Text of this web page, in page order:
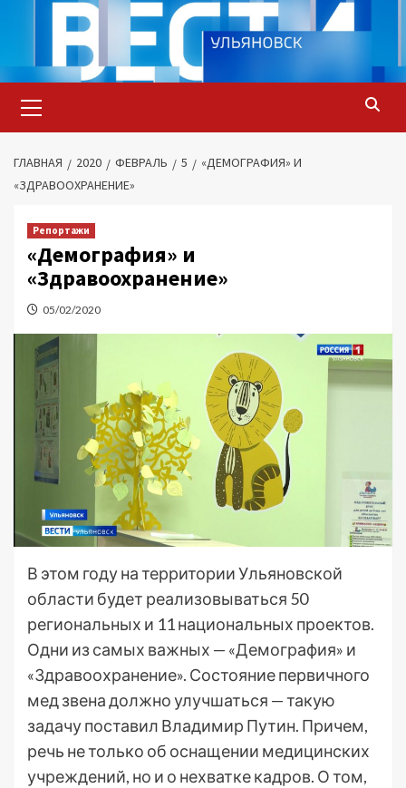
содержимому
меню
ГЛАВНАЯ 2020 ФЕВРАЛЬ 5
«ДЕМОГРАФИЯ» И
«ЗДРАВООХРАНЕНИЕ»
Репортажи
«Демография» и
«Здравоохранение»
05/02/2020
В этом году на территории Ульяновской
области будет реализовываться 50
региональных и 11 национальных проектов.
Одни из самых важных — «Демография» и
«Здравоохранение». Состояние первичного
мед звена должно улучшаться — такую
задачу поставил Владимир Путин. Причем,
речь не только об оснащении медицинских
учреждений, но и о нехватке кадров. О том,